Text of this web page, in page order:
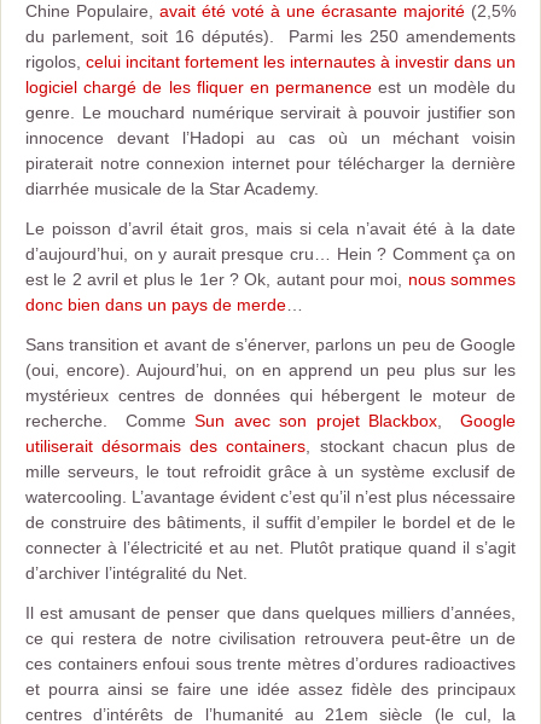
Chine Populaire, avait été voté à une écrasante majorité (2,5%
du parlement, soit 16 députés). Parmi les 250 amendements
rigolos, celui incitant fortement les internautes à investir dans un
logiciel chargé de les fliquer en permanence est un modèle du
genre. Le mouchard numérique servirait à pouvoir justifier son
innocence devant l’Hadopi au cas où un méchant voisin
piraterait notre connexion internet pour télécharger la dernière
diarrhée musicale de la Star Academy.
Le poisson d’avril était gros, mais si cela n’avait été à la date
d’aujourd’hui, on y aurait presque cru… Hein ? Comment ça on
est le 2 avril et plus le 1er ? Ok, autant pour moi, nous sommes
donc bien dans un pays de merde
Sans transition et avant de s’énerver, parlons un peu de Google
(oui, encore). Aujourd’hui, on en apprend un peu plus sur les
mystérieux centres de données qui hébergent le moteur de
recherche. CommeSun avec son projet Blackbox ,Google
utiliserait désormais des containers , stockant chacun plus de
mille serveurs, le tout refroidit grâce à un système exclusif de
watercooling. L’avantage évident c’est qu’il n’est plus nécessaire
de construire des bâtiments, il suffit d’empiler le bordel et de le
connecter à l’électricité et au net. Plutôt pratique quand il s’agit
d’archiver l’intégralité du Net.
Il est amusant de penser que dans quelques milliers d’années,
ce qui restera de notre civilisation retrouvera peut-être un de
ces containers enfoui sous trente mètres d’ordures radioactives
et pourra ainsi se faire une idée assez fidèle des principaux
centres d’intérêts de l’humanité au 21em siècle (le cul, la